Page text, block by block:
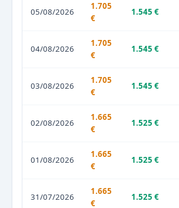
05/08/2026
1.705
€
1.545 €
04/08/2026
1.705
€
1.545 €
03/08/2026
1.705
€
1.545 €
02/08/2026
1.665
€
1.525 €
01/08/2026
1.665
€
1.525 €
31/07/2026
1.665
€
1.525 €